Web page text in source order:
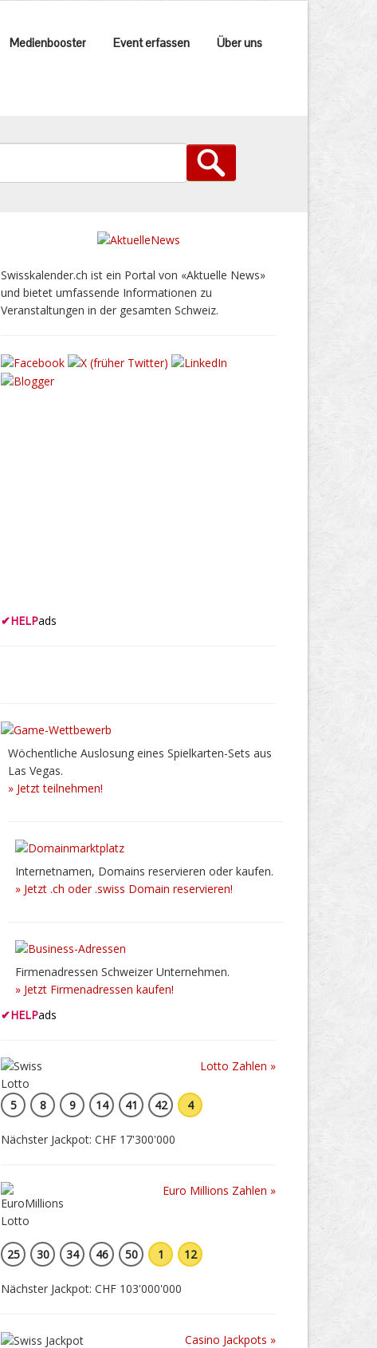
Medienbooster Event erfassen Über uns
Swisskalender.ch ist ein Portal von «Aktuelle News»
und bietet umfassende Informationen zu
Veranstaltungen in der gesamten Schweiz.
✔HELPads
Wöchentliche Auslosung eines Spielkarten-Sets aus
Las Vegas.
» Jetzt teilnehmen!
Internetnamen, Domains reservieren oder kaufen.
» Jetzt .ch oder .swiss Domain reservieren!
Firmenadressen Schweizer Unternehmen.
» Jetzt Firmenadressen kaufen!
✔HELPads
Lotto Zahlen »
5 8 9 14 41 42 4
Nächster Jackpot: CHF 17'300'000
Euro Millions Zahlen »
25 30 34 46 50 1 12
Nächster Jackpot: CHF 103'000'000
Casino Jackpots »